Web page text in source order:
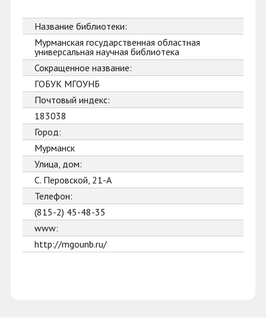
Название библиотеки:
Мурманская государственная областная
универсальная научная библиотека
Сокращенное название:
ГОБУК МГОУНБ
Почтовый индекс:
183038
Город:
Мурманск
Улица, дом:
С. Перовской, 21-А
Телефон:
(815-2) 45-48-35
www:
http://mgounb.ru/